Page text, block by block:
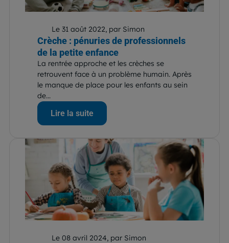
Le 31 août 2022, par Simon
Crèche : pénuries de professionnels
de la petite enfance
La rentrée approche et les crèches se
retrouvent face à un problème humain. Après
le manque de place pour les enfants au sein
de...
Lire la suite
Le 08 avril 2024, par Simon